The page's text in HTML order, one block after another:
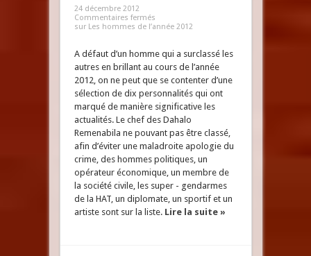
24 décembre 2012
Commentaires fermés
sur Les hommes de l’année 2012
A défaut d’un homme qui a surclassé les
autres en brillant au cours de l’année
2012, on ne peut que se contenter d’une
sélection de dix personnalités qui ont
marqué de manière significative les
actualités. Le chef des Dahalo
Remenabila ne pouvant pas être classé,
afin d’éviter une maladroite apologie du
crime, des hommes politiques, un
opérateur économique, un membre de
la société civile, les super - gendarmes
de la HAT, un diplomate, un sportif et un
artiste sont sur la liste. Lire la suite »